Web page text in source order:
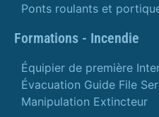
Ponts roulants et
Formations - Incendie
Équipier de première
Évacuation Guide File
Manipulation Extincteur